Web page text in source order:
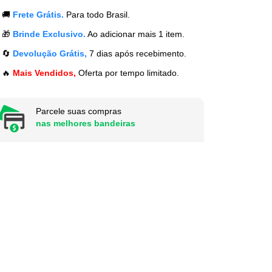
🚚 Frete Grátis. Para todo Brasil.
🎁 Brinde Exclusivo. Ao adicionar mais 1 item.
🔄 Devolução Grátis, 7 dias após recebimento.
🔥 Mais Vendidos, Oferta por tempo limitado.
Parcele suas compras
nas melhores bandeiras